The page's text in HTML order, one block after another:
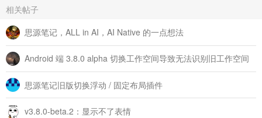
相关帖子
思源笔记，ALL in AI，AI Native 的一点想法
Android 端 3.8.0 alpha 切换工作空间导致无法识别旧工作空间
思源笔记旧版切换浮动 / 固定布局插件
v3.8.0-beta.2：显示不了表情